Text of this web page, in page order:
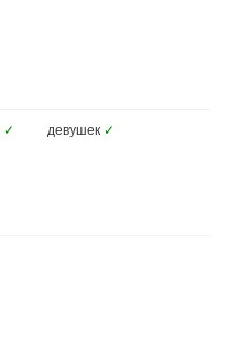
✓ девушек ✓